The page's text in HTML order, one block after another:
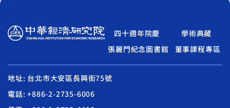
四十週年院慶
學術典藏
張麗門紀念圖書館
董事課程專區
地址: 台北市大安區長興街75號
電話: +886-2-2735-6006